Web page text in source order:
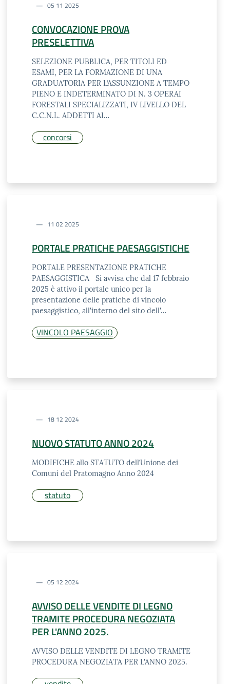
05 11 2025
CONVOCAZIONE PROVA
PRESELETTIVA
SELEZIONE PUBBLICA, PER TITOLI ED
ESAMI, PER LA FORMAZIONE DI UNA
GRADUATORIA PER L’ASSUNZIONE A TEMPO
PIENO E INDETERMINATO DI N. 3 OPERAI
FORESTALI SPECIALIZZATI, IV LIVELLO DEL
C.C.N.L. ADDETTI AI…
concorsi
11 02 2025
PORTALE PRATICHE PAESAGGISTICHE
PORTALE PRESENTAZIONE PRATICHE
PAESAGGISTICA Si avvisa che dal 17 febbraio
2025 è attivo il portale unico per la
presentazione delle pratiche di vincolo
paesaggistico, all'interno del sito dell'…
VINCOLO PAESAGGIO
18 12 2024
NUOVO STATUTO ANNO 2024
MODIFICHE allo STATUTO dell’Unione dei
Comuni del Pratomagno Anno 2024
statuto
05 12 2024
AVVISO DELLE VENDITE DI LEGNO
TRAMITE PROCEDURA NEGOZIATA
PER L'ANNO 2025.
AVVISO DELLE VENDITE DI LEGNO TRAMITE
PROCEDURA NEGOZIATA PER L'ANNO 2025.